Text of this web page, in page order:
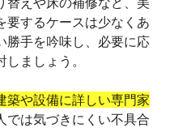
要するケースは少なくあ
勝手を吟味し、必要に応
ましょう。
築や設備に詳しい専門家
では気づきにくい不具合